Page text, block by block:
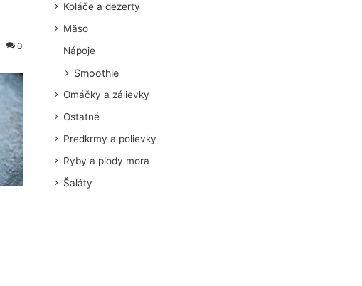
0
Koláče a dezerty
Mäso
Nápoje
Smoothie
Omáčky a zálievky
Ostatné
Predkrmy a polievky
Ryby a plody mora
Šaláty